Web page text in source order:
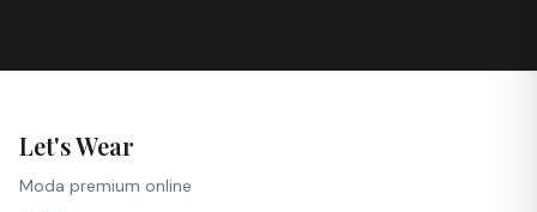
Let's Wear
Moda premium online